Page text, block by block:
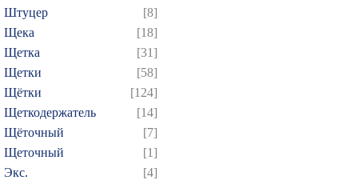
Штуцер
[8]
Щека
[18]
Щетка
[31]
Щетки
[58]
Щётки
[124]
Щеткодержатель
[14]
Щёточный
[7]
Щеточный
[1]
Экс.
[4]